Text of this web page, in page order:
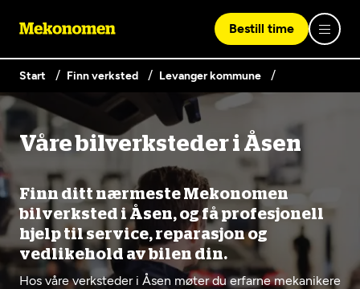
Våre tjenester
Bilservice
Hvorfor Mekonomen
Bestill time
Lag en brukerkonto
Logg inn med Vipps
Vipps på denne enhet
Start Finn verksted Levanger kommune
Våre bilverksteder i Åsen
Finn ditt nærmeste Mekonomen
bilverksted i Åsen, og få profesjonell
hjelp til service, reparasjon og
vedlikehold av bilen din.
Hos våre verksteder i Åsen møter du erfarne mekanikere